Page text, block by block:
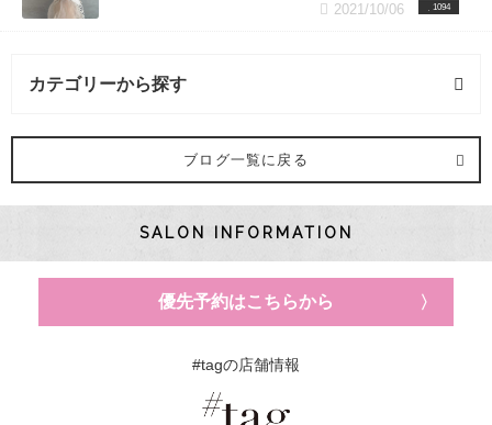
1094
2021/10/06
カテゴリーから探す
ヘアカラー (3記事)
ブログ一覧に戻る
SALON INFORMATION
優先予約はこちらから
#tagの店舗情報